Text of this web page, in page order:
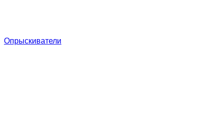
Опрыскиватели